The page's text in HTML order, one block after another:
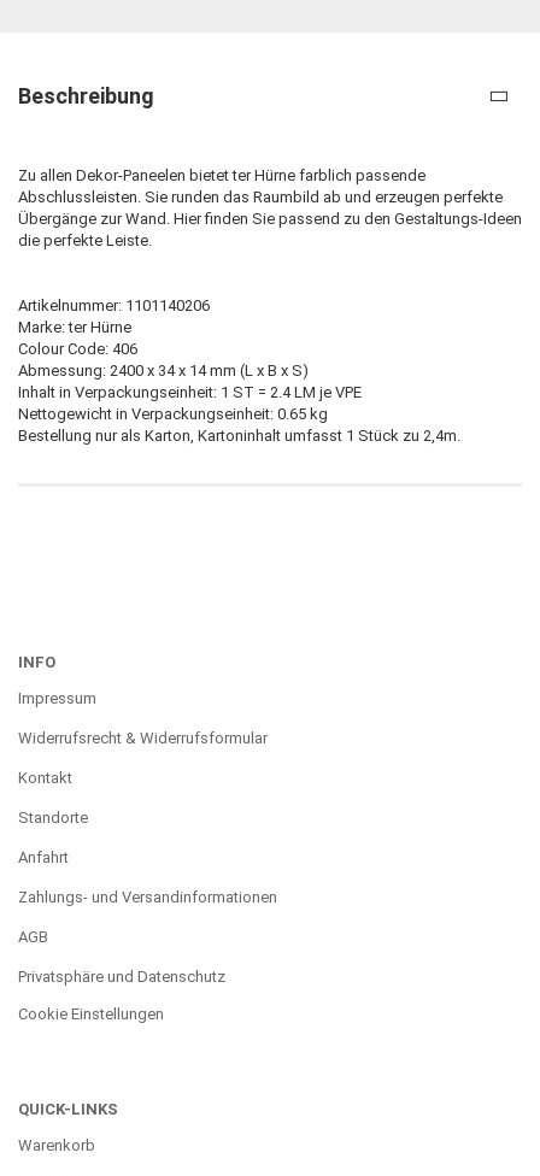
Beschreibung
Zu allen Dekor-Paneelen bietet ter Hürne farblich passende
Abschlussleisten. Sie runden das Raumbild ab und erzeugen perfekte
Übergänge zur Wand. Hier finden Sie passend zu den Gestaltungs-Ideen
die perfekte Leiste.
Artikelnummer: 1101140206
Marke: ter Hürne
Colour Code: 406
Abmessung: 2400 x 34 x 14 mm (L x B x S)
Inhalt in Verpackungseinheit: 1 ST = 2.4 LM je VPE
Nettogewicht in Verpackungseinheit: 0.65 kg
Bestellung nur als Karton, Kartoninhalt umfasst 1 Stück zu 2,4m.
INFO
Impressum
Widerrufsrecht & Widerrufsformular
Kontakt
Standorte
Anfahrt
Zahlungs- und Versandinformationen
AGB
Privatsphäre und Datenschutz
Cookie Einstellungen
QUICK-LINKS
Warenkorb